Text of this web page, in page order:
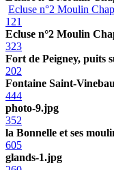
Ecluse n°2 Moulin
121
Ecluse n°2 Moulin
323
Fort de Peigney, puits
202
Fontaine Saint-
444
photo-9.jpg
352
la Bonnelle et ses
605
glands-1.jpg